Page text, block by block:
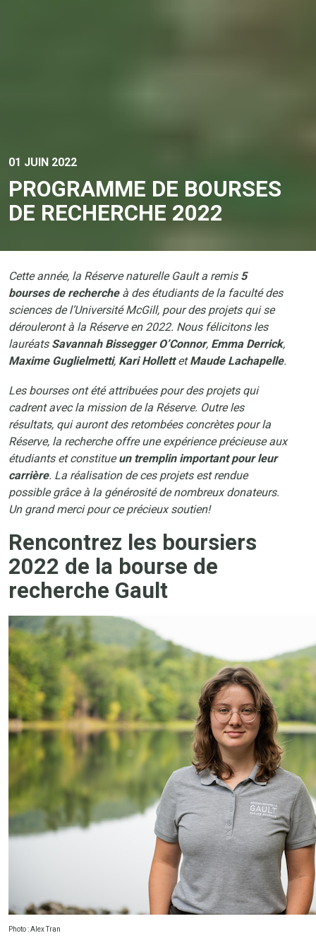
01 JUIN 2022
PROGRAMME DE BOURSES
DE RECHERCHE 2022
Cette année, la Réserve naturelle Gault a remis 5
bourses de rechercheà des étudiants de la faculté des
sciences de l’Université McGill, pour des projets qui se
dérouleront à la Réserve en 2022. Nous félicitons les
lauréats Savannah Bissegger O’Connor, Emma Derrick,
Maxime Guglielmetti, Kari HollettetMaude Lachapelle.
Les bourses ont été attribuées pour des projets qui
cadrent avec la mission de la Réserve. Outre les
résultats, qui auront des retombées concrètes pour la
Réserve, la recherche offre une expérience précieuse aux
étudiants et constitueun tremplin important pour leur
carrière. La réalisation de ces projets est rendue
possible grâce à la générosité de nombreux donateurs.
Un grand merci pour ce précieux soutien!
Rencontrez les boursiers
2022 de la bourse de
recherche Gault
Photo : Alex Tran